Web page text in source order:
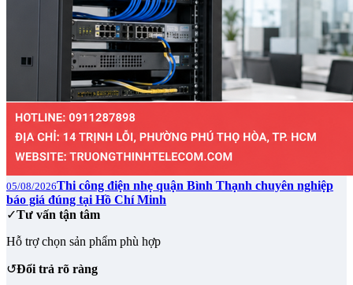
05/08/2026Thi công điện nhẹ quận Bình Thạnh chuyên nghiệp
báo giá đúng tại Hồ Chí Minh
✓Tư vấn tận tâm
Hỗ trợ chọn sản phẩm phù hợp
↺Đổi trả rõ ràng